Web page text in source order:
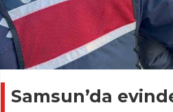
Samsun’da